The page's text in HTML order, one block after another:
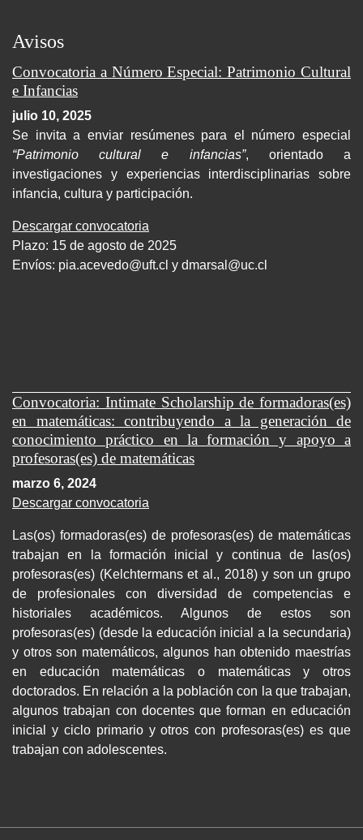
Avisos
Convocatoria a Número Especial: Patrimonio Cultural
e Infancias
julio 10, 2025
Se invita a enviar resúmenes para el número especial
“Patrimonio cultural e infancias”, orientado a
investigaciones y experiencias interdisciplinarias sobre
infancia, cultura y participación.
Descargar convocatoria
Plazo: 15 de agosto de 2025
Envíos: pia.acevedo@uft.cl y dmarsal@uc.cl
Convocatoria: Intimate Scholarship de formadoras(es)
en matemáticas: contribuyendo a la generación de
conocimiento práctico en la formación y apoyo a
profesoras(es) de matemáticas
marzo 6, 2024
Descargar convocatoria
Las(os) formadoras(es) de profesoras(es) de matemáticas
trabajan en la formación inicial y continua de las(os)
profesoras(es) (Kelchtermans et al., 2018) y son un grupo
de profesionales con diversidad de competencias e
historiales académicos. Algunos de estos son
profesoras(es) (desde la educación inicial a la secundaria)
y otros son matemáticos, algunos han obtenido maestrías
en educación matemáticas o matemáticas y otros
doctorados. En relación a la población con la que trabajan,
algunos trabajan con docentes que forman en educación
inicial y ciclo primario y otros con profesoras(es) es que
trabajan con adolescentes.